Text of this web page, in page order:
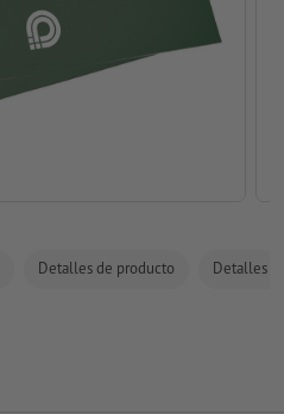
Detalles de producto Detalles
favoritos